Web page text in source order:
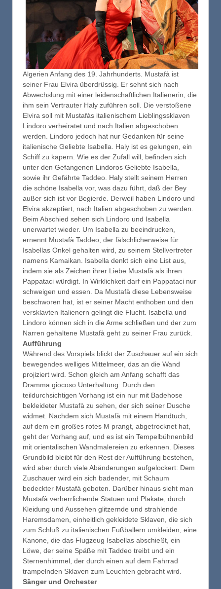
Algerien Anfang des 19. Jahrhunderts. Mustafà ist
seiner Frau Elvira überdrüssig. Er sehnt sich nach
Abwechslung mit einer leidenschaftlichen Italienerin, die
ihm sein Vertrauter Haly zuführen soll. Die verstoßene
Elvira soll mit Mustafàs italienischem Lieblingssklaven
Lindoro verheiratet und nach Italien abgeschoben
werden. Lindoro jedoch hat nur Gedanken für seine
italienische Geliebte Isabella. Haly ist es gelungen, ein
Schiff zu kapern. Wie es der Zufall will, befinden sich
unter den Gefangenen Lindoros Geliebte Isabella,
sowie ihr Gefährte Taddeo. Haly stellt seinem Herren
die schöne Isabella vor, was dazu führt, daß der Bey
außer sich ist vor Begierde. Derweil haben Lindoro und
Elvira akzeptiert, nach Italien abgeschoben zu werden.
Beim Abschied sehen sich Lindoro und Isabella
unerwartet wieder. Um Isabella zu beeindrucken,
ernennt Mustafà Taddeo, der fälschlicherweise für
Isabellas Onkel gehalten wird, zu seinem Stellvertreter
namens Kamaikan. Isabella denkt sich eine List aus,
indem sie als Zeichen ihrer Liebe Mustafà als ihren
Pappataci würdigt. In Wirklichkeit darf ein Pappataci nur
schweigen und essen. Da Mustafà diese Lebensweise
beschworen hat, ist er seiner Macht enthoben und den
versklavten Italienern gelingt die Flucht. Isabella und
Lindoro können sich in die Arme schließen und der zum
Narren gehaltene Mustafà geht zu seiner Frau zurück.
Aufführung
Während des Vorspiels blickt der Zuschauer auf ein sich
bewegendes welliges Mittelmeer, das an die Wand
projiziert wird. Schon gleich am Anfang schafft das
Dramma giocoso Unterhaltung: Durch den
teildurchsichtigen Vorhang ist ein nur mit Badehose
bekleideter Mustafà zu sehen, der sich seiner Dusche
widmet. Nachdem sich Mustafà mit einem Handtuch,
auf dem ein großes rotes M prangt, abgetrocknet hat,
geht der Vorhang auf, und es ist ein Tempelbühnenbild
mit orientalischen Wandmalereien zu erkennen. Dieses
Grundbild bleibt für den Rest der Aufführung bestehen,
wird aber durch viele Abänderungen aufgelockert: Dem
Zuschauer wird ein sich badender, mit Schaum
bedeckter Mustafà geboten. Darüber hinaus sieht man
Mustafà verherrlichende Statuen und Plakate, durch
Kleidung und Aussehen glitzernde und strahlende
Haremsdamen, einheitlich gekleidete Sklaven, die sich
zum Schluß zu italienischen Fußballern umkleiden, eine
Kanone, die das Flugzeug Isabellas abschießt, ein
Löwe, der seine Späße mit Taddeo treibt und ein
Sternenhimmel, der durch einen auf dem Fahrrad
trampelnden Sklaven zum Leuchten gebracht wird.
Sänger und Orchester